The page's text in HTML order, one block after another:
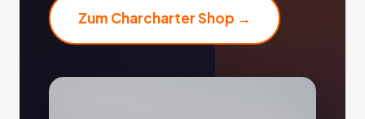
Zum Charcharter Shop →